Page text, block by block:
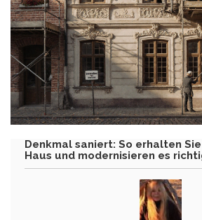
Denkmal saniert: So erhalten
Haus und modernisieren es